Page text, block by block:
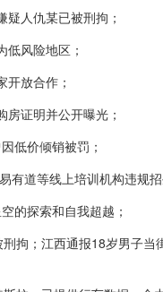
人仇某已被刑拘；
风险地区；
放合作；
证明并公开曝光；
低价倾销被罚；
道等线上培训机构违规招
的探索和自我超越；
拘；江西通报18岁男子当